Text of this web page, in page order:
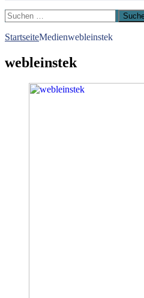
Suchen
nach:
StartseiteMedienwebleinstek
webleinstek